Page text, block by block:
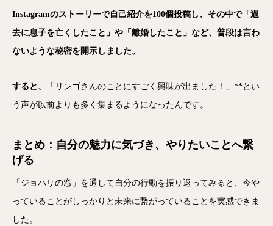
Instagramのストーリーで自己紹介を100個投稿し、その中で「過
去に息子を亡くしたこと」や「離婚したこと」など、普段は言わ
ないような秘密を開示しました。
すると、
「リンゴさんのことにすごく興味が出ました！」**とい
う声が以前よりも多く集まるようになったんです。
まとめ：自分の魅力に気づき、やりたいことへ繋
げる
「ジョハリの窓」を通して自分の行動を振り返ってみると、今や
っていることがしっかりと未来に繋がっていることを実感できま
した。